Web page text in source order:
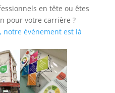
en tête ou êtes
pour votre carrière ?
notre événement est là